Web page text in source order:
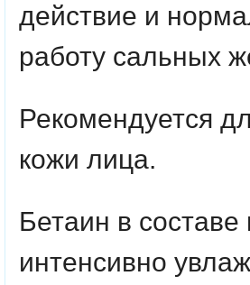
действие и
работу сальных
Рекомендуется
кожи лица.
Бетаин в составе
интенсивно